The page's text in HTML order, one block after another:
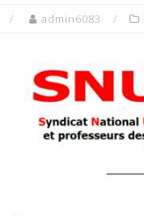
admin6083